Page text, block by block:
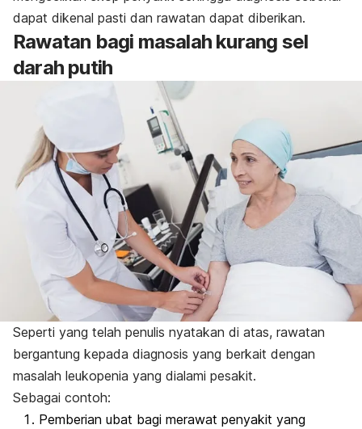
dapat dikenal pasti dan rawatan dapat diberikan.
Rawatan bagi masalah kurang sel
darah putih
Seperti yang telah penulis nyatakan di atas, rawatan
bergantung kepada diagnosis yang berkait dengan
masalah leukopenia yang dialami pesakit.
Sebagai contoh:
Pemberian ubat bagi merawat penyakit yang